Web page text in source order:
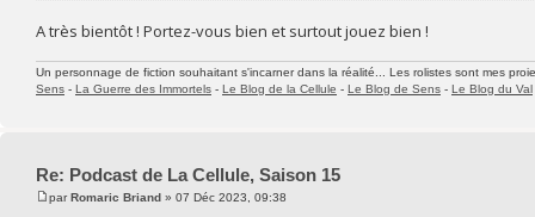
A très bientôt ! Portez-vous bien et surtout jouez bien !
Un personnage de fiction souhaitant s'incarner dans la réalité... Les rolistes sont mes
Sens - La Guerre des Immortels - Le Blog de la Cellule - Le Blog de Sens - Le Blog du Val
Re: Podcast de La Cellule, Saison 15
parRomaric Briand » 07 Déc 2023, 09:38